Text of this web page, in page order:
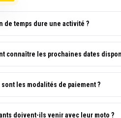
de temps dure une activité ?
connaître les prochaines dates
les modalités de paiement ?
doivent-ils venir avec leur moto ?